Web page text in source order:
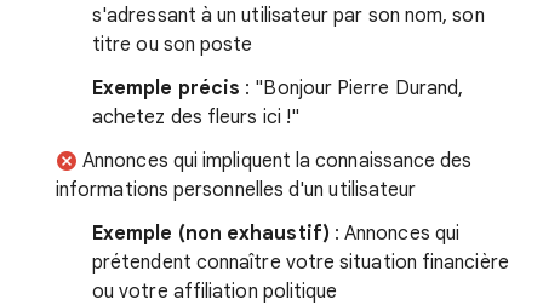
s'adressant à un utilisateur par son nom, son
titre ou son poste
Exemple précis : "Bonjour Pierre Durand,
achetez des fleurs ici !"
Annonces qui impliquent la connaissance des
informations personnelles d'un utilisateur
Exemple (non exhaustif) : Annonces qui
prétendent connaître votre situation financière
ou votre affiliation politique